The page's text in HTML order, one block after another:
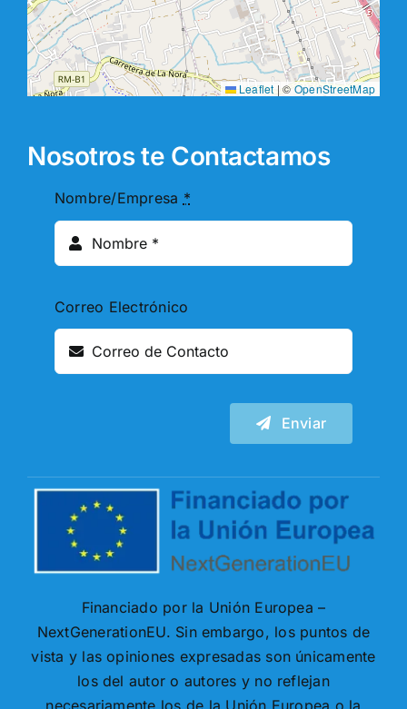
Leaflet |©OpenStreetMap
Nosotros te Contactamos
Nombre/Empresa *
Correo Electrónico
Enviar
Financiado por la Unión Europea –
NextGenerationEU. Sin embargo, los puntos de
vista y las opiniones expresadas son únicamente
los del autor o autores y no reflejan